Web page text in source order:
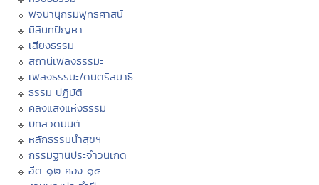
พจนานุกรมพุทธศาสน์
มิลินทปัญหา
เสียงธรรม
สถานีเพลงธรรมะ
เพลงธรรมะ/ดนตรีสมาธิ
ธรรมะปฏิบัติ
คลังแสงแห่งธรรม
บทสวดมนต์
หลักธรรมนำสุขฯ
กรรมฐานประจำวันเกิด
ฮีต ๑๒ คอง ๑๔